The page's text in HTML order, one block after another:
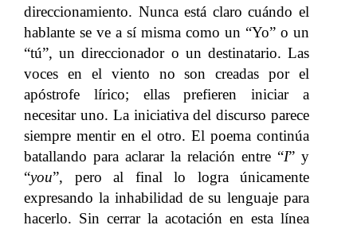
direccionamiento. Nunca está claro cuándo el
hablante se ve a sí misma como un “Yo” o un
“tú”, un direccionador o un destinatario. Las
voces en el viento no son creadas por el
apóstrofe lírico; ellas prefieren iniciar a
necesitar uno. La iniciativa del discurso parece
siempre mentir en el otro. El poema continúa
batallando para aclarar la relación entre “I” y
“you”, pero al final lo logra únicamente
expresando la inhabilidad de su lenguaje para
hacerlo. Sin cerrar la acotación en esta línea